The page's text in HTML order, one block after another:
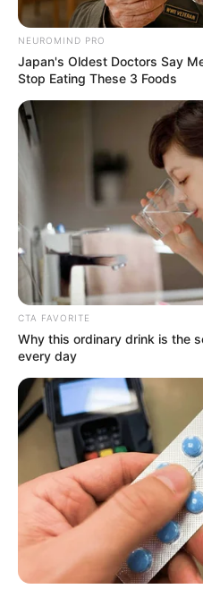
PostedFriss hírek
Fagyállót
eltűnt
holtteste mellett
NEUROMIND PRO
Japan's Oldest Doctors Say
Stop Eating These 3 Foods
CTA FAVORITE
Why this ordinary drink is the
every day